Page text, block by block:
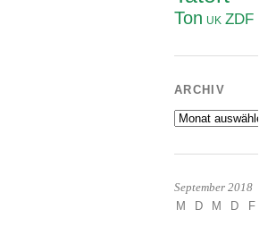
Ton UK ZDF
ARCHIV
Archiv
September 2018
M D M D F